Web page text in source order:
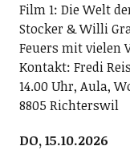
Film 1: Die Welt
Stocker & Willi
Feuers mit vielen
Kontakt: Fredi
14.00 Uhr, Aula,
8805 Richterswil
DO, 15.10.2026